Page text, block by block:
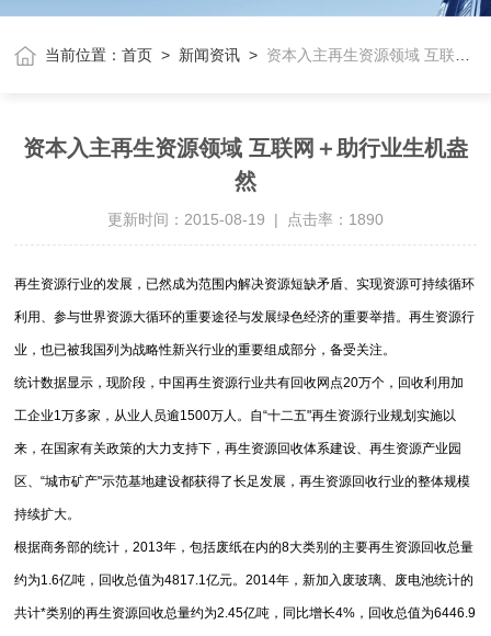
当前位置：首页 > 新闻资讯 > 资本入主再生资源领域 互联网＋助行业生机盎然
资本入主再生资源领域 互联网＋助行业生机盎
然
更新时间：2015-08-19 | 点击率：1890
再生资源行业的发展，已然成为范围内解决资源短缺矛盾、实现资源可持续循环
利用、参与世界资源大循环的重要途径与发展绿色经济的重要举措。再生资源行
业，也已被我国列为战略性新兴行业的重要组成部分，备受关注。
统计数据显示，现阶段，中国再生资源行业共有回收网点20万个，回收利用加
工企业1万多家，从业人员逾1500万人。自“十二五"再生资源行业规划实施以
来，在国家有关政策的大力支持下，再生资源回收体系建设、再生资源产业园
区、“城市矿产"示范基地建设都获得了长足发展，再生资源回收行业的整体规模
持续扩大。
根据商务部的统计，2013年，包括废纸在内的8大类别的主要再生资源回收总量
约为1.6亿吨，回收总值为4817.1亿元。2014年，新加入废玻璃、废电池统计的
共计*类别的再生资源回收总量约为2.45亿吨，同比增长4%，回收总值为6446.9